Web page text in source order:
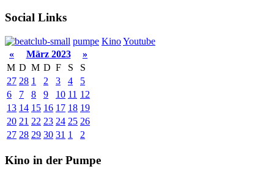
Social Links
pumpe KinoYoutube
«
März 2023
»
M D M D F S
S
27 28 1 2 3 4
5
6
7 8 9 10 11 12
13 14 15 16 17 18 19
20 21 22 23 24 25 26
27 28 29 30 31 1 2
Kino in der Pumpe